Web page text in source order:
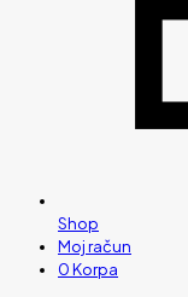
Shop
Moj račun
0Korpa